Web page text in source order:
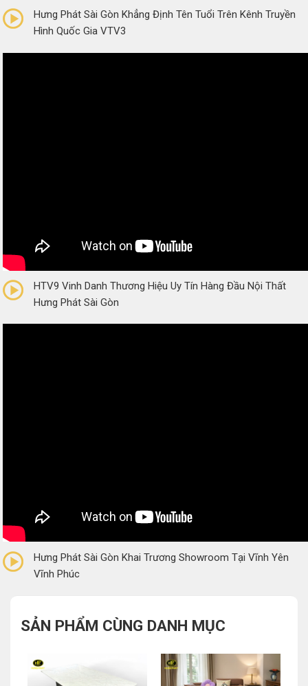
Hưng Phát Sài Gòn Khẳng Định Tên Tuổi Trên Kênh Truyền
Hình Quốc Gia VTV3
(0 Reviews)
HTV9 Vinh Danh Thương Hiệu Uy Tín Hàng Đầu Nội Thất
Hưng Phát Sài Gòn
(0 Reviews)
Hưng Phát Sài Gòn Khai Trương Showroom Tại Vĩnh Yên
Vĩnh Phúc
SẢN PHẨM CÙNG DANH MỤC